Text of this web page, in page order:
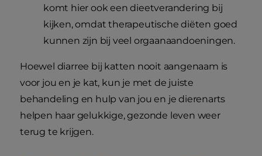
komt hier ook een dieetverandering bij
kijken, omdat therapeutische diëten goed
kunnen zijn bij veel orgaanaandoeningen.
Hoewel diarree bij katten nooit aangenaam is
voor jou en je kat, kun je met de juiste
behandeling en hulp van jou en je dierenarts
helpen haar gelukkige, gezonde leven weer
terug te krijgen.